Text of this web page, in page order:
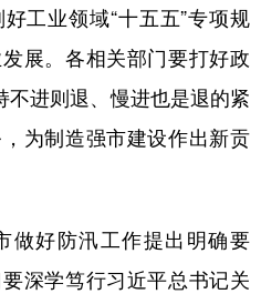
工业领域“十五五”专项规
展。各相关部门要打好政
不进则退、慢进也是退的紧
为制造强市建设作出新贡
好防汛工作提出明确要
深学笃行习近平总书记关